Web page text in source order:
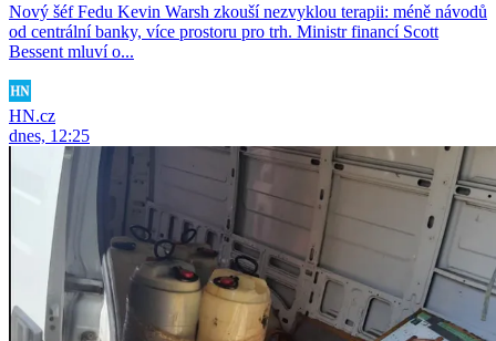
Nový šéf Fedu Kevin Warsh zkouší nezvyklou terapii: méně návodů
od centrální banky, více prostoru pro trh. Ministr financí Scott
Bessent mluví o...
HN.cz
dnes, 12:25